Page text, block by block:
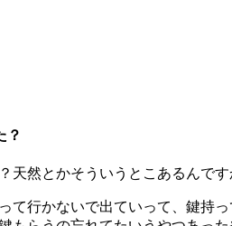
？
天然とかそういうとこあるんで
て行かないで出ていって、鍵持